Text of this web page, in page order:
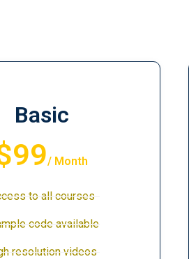
Basic
/ Month
to all courses
code available
resolution videos